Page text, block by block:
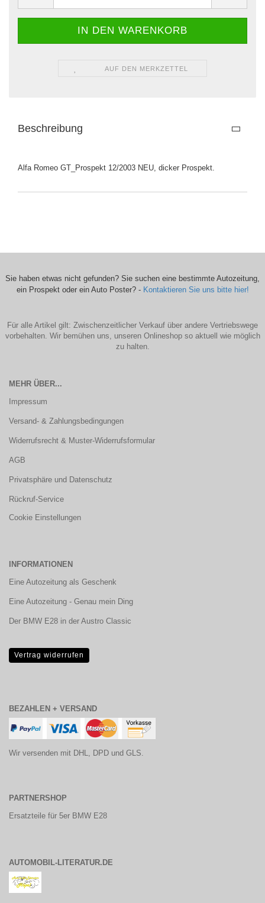
AUF DEN MERKZETTEL
Beschreibung
Alfa Romeo GT_Prospekt 12/2003 NEU, dicker Prospekt.
Sie haben etwas nicht gefunden? Sie suchen eine bestimmte Autozeitung,
ein Prospekt oder ein Auto Poster? - Kontaktieren Sie uns bitte hier!
Für alle Artikel gilt: Zwischenzeitlicher Verkauf über andere Vertriebswege
vorbehalten. Wir bemühen uns, unseren Onlineshop so aktuell wie möglich
zu halten.
MEHR ÜBER...
Impressum
Versand- & Zahlungsbedingungen
Widerrufsrecht & Muster-Widerrufsformular
AGB
Privatsphäre und Datenschutz
Rückruf-Service
Cookie Einstellungen
INFORMATIONEN
Eine Autozeitung als Geschenk
Eine Autozeitung - Genau mein Ding
Der BMW E28 in der Austro Classic
Vertrag widerrufen
BEZAHLEN + VERSAND
Wir versenden mit DHL, DPD und GLS.
PARTNERSHOP
Ersatzteile für 5er BMW E28
AUTOMOBIL-LITERATUR.DE